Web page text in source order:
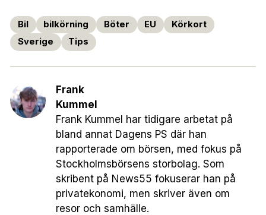
Bil bilkörning Böter EU
Körkort
Sverige
Tips
Frank
Kummel
Frank Kummel har tidigare arbetat på
bland annat Dagens PS där han
rapporterade om börsen, med fokus på
Stockholmsbörsens storbolag. Som
skribent på News55 fokuserar han på
privatekonomi, men skriver även om
resor och samhälle.